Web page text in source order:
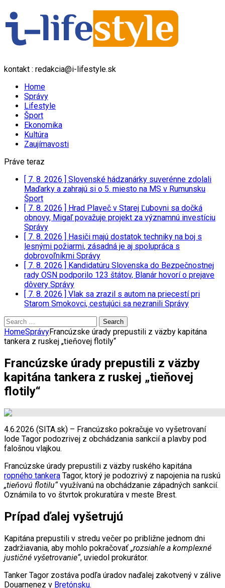
kontakt : redakcia@i-lifestyle.sk
Home
Správy
Lifestyle
Šport
Ekonomika
Kultúra
Zaujímavosti
Práve teraz
[ 7. 8. 2026 ] Slovenské hádzanárky suverénne zdolali
Maďarky a zahrajú si o 5. miesto na MS v Rumunsku
Šport
[ 7. 8. 2026 ] Hrad Plaveč v Starej Ľubovni sa dočká
obnovy, Migaľ považuje projekt za významnú investíciu
Správy
[ 7. 8. 2026 ] Hasiči majú dostatok techniky na boj s
lesnými požiarmi, zásadná je aj spolupráca s
dobrovoľníkmi Správy
[ 7. 8. 2026 ] Kandidatúru Slovenska do Bezpečnostnej
rady OSN podporilo 123 štátov, Blanár hovorí o prejave
dôvery Správy
[ 7. 8. 2026 ] Vlak sa zrazil s autom na priecestí pri
Starom Smokovci, cestujúci sa nezranili Správy
Search
for:
HomeSprávyFrancúzske úrady prepustili z väzby kapitána
tankera z ruskej „tieňovej flotily“
Francúzske úrady prepustili z väzby
kapitána tankera z ruskej „tieňovej
flotily“
4.6.2026 (SITA.sk) – Francúzsko pokračuje vo vyšetrovaní
lode Tagor podozrivej z obchádzania sankcií a plavby pod
falošnou vlajkou.
Francúzske úrady prepustili z väzby ruského kapitána
ropného tankera Tagor, ktorý je podozrivý z napojenia na ruskú
„tieňovú flotilu“využívanú na obchádzanie západných sankcií.
Oznámila to vo štvrtok prokuratúra v meste Brest.
Prípad ďalej vyšetrujú
Kapitána prepustili v stredu večer po približne jednom dni
zadržiavania, aby mohlo pokračovať „rozsiahle a komplexné
justičné vyšetrovanie“, uviedol prokurátor.
Tanker Tagor zostáva podľa úradov naďalej zakotvený v zálive
Douarnenez v Bretónsku.